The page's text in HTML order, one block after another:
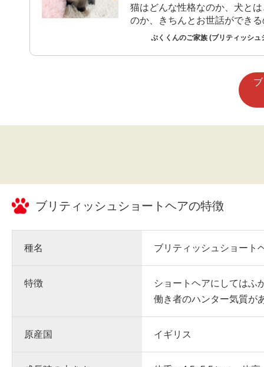
猫はどんな性格なのか、犬と
のか、きちんとお世話ができ
った不安はありました。 ですが、実際に
個性がたくさんあり、分から
調べたり相談したりしながら
ぷくくんのご家族 (ブリティッシュ
ブリティッシュショートヘアの特徴
種名 ブリティッシュショート
特徴
ショートヘアにしてはふ
働き者のハンター気質が
原産国 イギリス